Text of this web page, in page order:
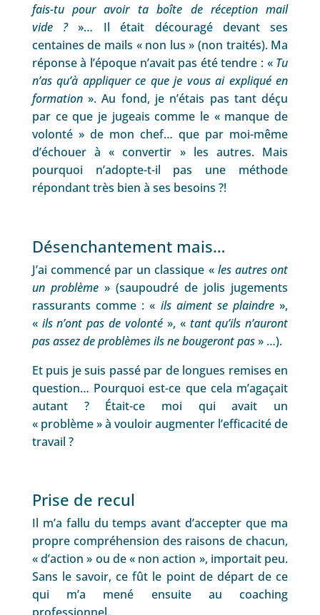
fais-tu pour avoir ta boîte de réception mail
vide ?»… Il était découragé devant ses
centaines de mails « non lus » (non traités). Ma
réponse à l’époque n’avait pas été tendre : «Tu
n’as qu’à appliquer ce que je vous ai expliqué en
formation». Au fond, je n’étais pas tant déçu
par ce que je jugeais comme le « manque de
volonté » de mon chef… que par moi-même
d’échouer à « convertir » les autres. Mais
pourquoi n’adopte-t-il pas une méthode
répondant très bien à ses besoins ?!
Désenchantement mais…
J’ai commencé par un classique « les autres ont
un problème » (saupoudré de jolis jugements
rassurants comme : « ils aiment se plaindre »,
« ils n’ont pas de volonté », « tant qu’ils n’auront
pas assez de problèmes ils ne bougeront pas» …).
Et puis je suis passé par de longues remises en
question… Pourquoi est-ce que cela m’agaçait
autant ? Était-ce moi qui avait un
« problème » à vouloir augmenter l’efficacité de
travail ?
Prise de recul
Il m’a fallu du temps avant d’accepter que ma
propre compréhension des raisons de chacun,
« d’action » ou de « non action », importait peu.
Sans le savoir, ce fût le point de départ de ce
qui m’a mené ensuite au coaching